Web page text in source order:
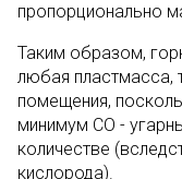
пропорционально
Таким образом,
любая пластмасса,
помещения,
минимум СО -
количестве
кислорода).